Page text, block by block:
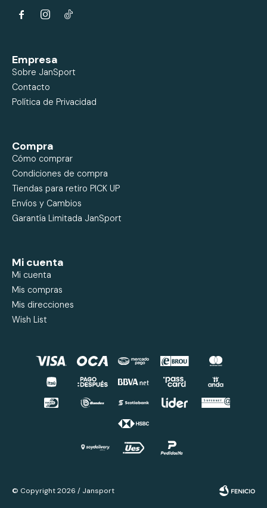
 
Empresa
Sobre JanSport
Contacto
Política de Privacidad
Compra
Cómo comprar
Condiciones de compra
Tiendas para retiro PICK UP
Envíos y Cambios
Garantía Limitada JanSport
Mi cuenta
Mi cuenta
Mis compras
Mis direcciones
Wish List
© Copyright 2026 / Jansport